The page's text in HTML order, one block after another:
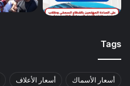
Tags
أسعار الأسماك أسعار الأعلاف